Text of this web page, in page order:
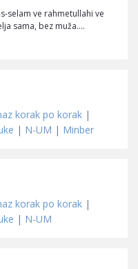
selam ve rahmetullahi ve
sama, bez muža.…
korak po korak |
| N-UM | Minber
korak po korak |
| N-UM